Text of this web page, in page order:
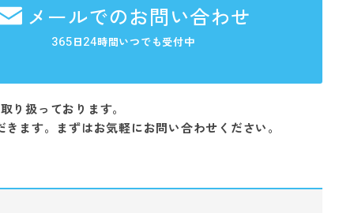
メールでのお問い合わせ
365日24時間いつでも受付中
り扱っております。
ます。まずはお気軽にお問い合わせください。